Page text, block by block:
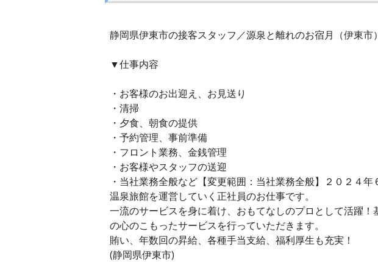
静岡県伊東市の接客スタッフ／源泉と離れのお宿月（伊東
▼仕事内容
・お客様のお出迎え、お見送り
・清掃
・夕食、朝食の提供
・予約管理、事前準備
・フロント業務、金銭管理
・お客様やスタッフの送迎
・当社業務全般など【変更範囲：当社業務全般】２０２４年
温泉旅館を運営していく正社員のお仕事です。
一流のサービスを身に着け、おもてなしのプロとして活躍
の心のこもったサービスを行っていただきます。
賄い、年数回の昇給、各種手当支給、福利厚生も充実！
(静岡県伊東市)